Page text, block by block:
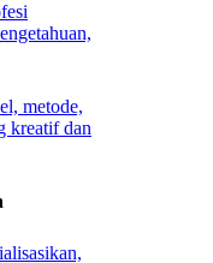
metode,
kreatif dan